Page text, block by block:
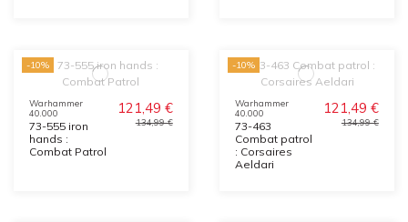
-10%
Warhammer
40.000
73-555 iron
hands :
Combat Patrol
121,49 €
134,99 €
-10%
Warhammer
40.000
73-463
Combat patrol
: Corsaires
Aeldari
121,49 €
134,99 €